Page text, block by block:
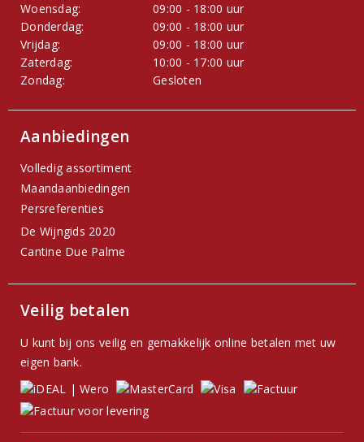
Woensdag:
09:00 - 18:00 uur
Donderdag:
09:00 - 18:00 uur
Vrijdag:
09:00 - 18:00 uur
Zaterdag:
10:00 - 17:00 uur
Zondag:
Gesloten
Aanbiedingen
Volledig assortiment
Maandaanbiedingen
Persreferenties
De Wijngids 2020
Cantine Due Palme
Veilig betalen
U kunt bij ons veilig en gemakkelijk online betalen met uw
eigen bank.